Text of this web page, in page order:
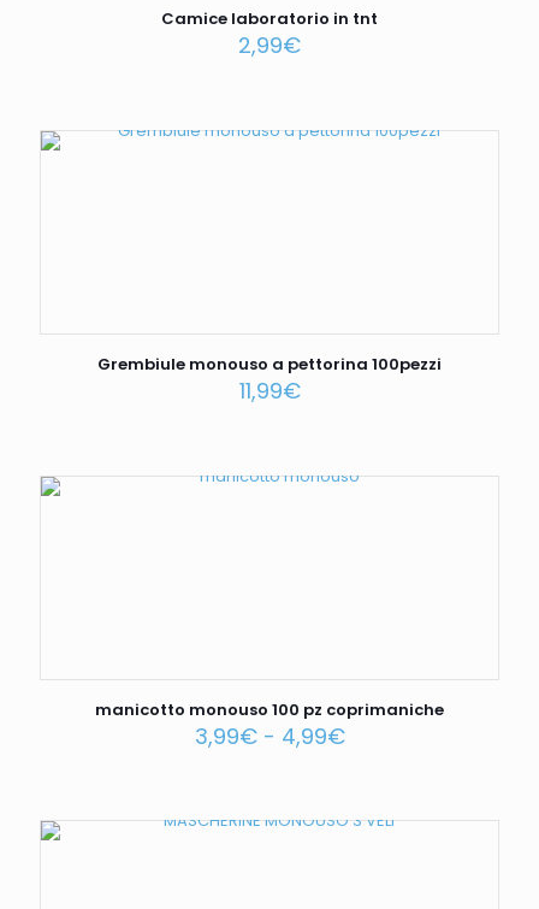
Camice laboratorio in tnt
2,99€
Grembiule monouso a pettorina 100pezzi
11,99€
manicotto monouso 100 pz coprimaniche
3,99€ - 4,99€